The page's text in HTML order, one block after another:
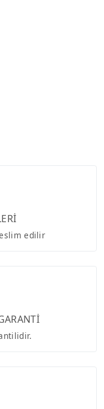
edilir